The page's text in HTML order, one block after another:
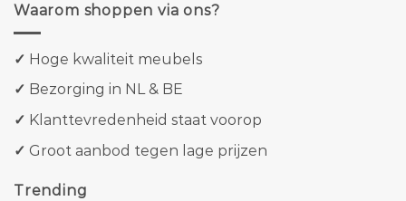
Waarom shoppen via ons?
✓ Hoge kwaliteit meubels
✓ Bezorging in NL & BE
✓ Klanttevredenheid staat voorop
✓ Groot aanbod tegen lage prijzen
Trending